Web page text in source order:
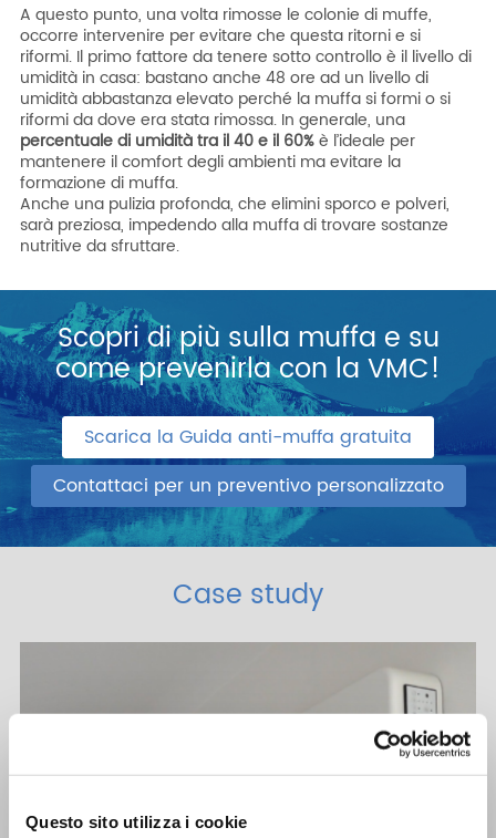
Questo sito utilizza i cookie
A questo punto, una volta rimosse le colonie di muffe,
occorre intervenire per evitare che questa ritorni e si
riformi. Il primo fattore da tenere sotto controllo è il livello di
umidità in casa: bastano anche 48 ore ad un livello di
umidità abbastanza elevato perché la muffa si formi o si
riformi da dove era stata rimossa. In generale, una
percentuale di umidità tra il 40 e il 60%è l’ideale per
mantenere il comfort degli ambienti ma evitare la
formazione di muffa.
Anche una pulizia profonda, che elimini sporco e polveri,
sarà preziosa, impedendo alla muffa di trovare sostanze
nutritive da sfruttare.
Scopri di più sulla muffa e su
come prevenirla con la VMC!
Scarica la Guida anti-muffa gratuita
Contattaci per un preventivo personalizzato
Case study